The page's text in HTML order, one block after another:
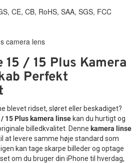
CE, CB, RoHS, SAA, SGS, FCC
camera lens
15 / 15 Plus Kamera
Perfekt
blevet ridset, sløret eller beskadiget?
15 Plus kamera linse kan du hurtigt og
billedkvalitet. Denne kamera linse
at levere samme høje standard som
kan tage skarpe billeder og optage
om du bruger din iPhone til hverdag,